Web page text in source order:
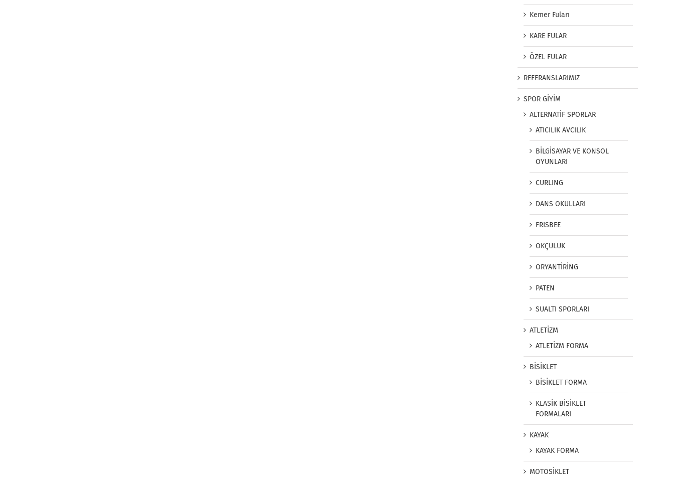
Kemer Fuları
KARE FULAR
ÖZEL FULAR
REFERANSLARIMIZ
SPOR GİYİM
ALTERNATİF SPORLAR
ATICILIK AVCILIK
BİLGİSAYAR VE KONSOL
OYUNLARI
CURLING
DANS OKULLARI
FRISBEE
OKÇULUK
ORYANTİRİNG
PATEN
SUALTI SPORLARI
ATLETİZM
ATLETİZM FORMA
BİSİKLET
BİSİKLET FORMA
KLASİK BİSİKLET
FORMALARI
KAYAK
KAYAK FORMA
MOTOSİKLET